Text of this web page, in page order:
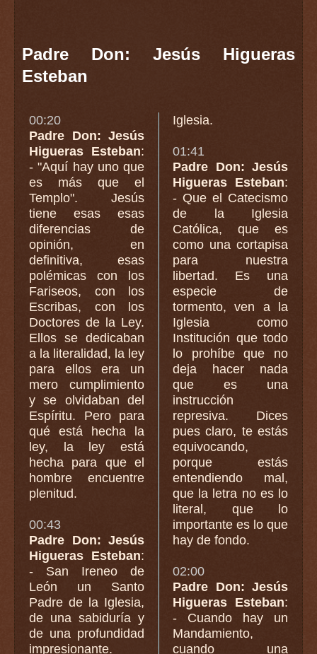
Padre Don: Jesús Higueras
Esteban
00:20
Padre Don: Jesús
Higueras Esteban:
- "Aquí hay uno que
es más que el
Templo". Jesús
tiene esas esas
diferencias de
opinión, en
definitiva, esas
polémicas con los
Fariseos, con los
Escribas, con los
Doctores de la Ley.
Ellos se dedicaban
a la literalidad, la ley
para ellos era un
mero cumplimiento
y se olvidaban del
Espíritu. Pero para
qué está hecha la
ley, la ley está
hecha para que el
hombre encuentre
plenitud.
00:43
Padre Don: Jesús
Higueras Esteban:
- San Ireneo de
León un Santo
Padre de la Iglesia,
de una sabiduría y
de una profundidad
impresionante.
Iglesia.
01:41
Padre Don: Jesús
Higueras Esteban:
- Que el Catecismo
de la Iglesia
Católica, que es
como una cortapisa
para nuestra
libertad. Es una
especie de
tormento, ven a la
Iglesia como
Institución que todo
lo prohíbe que no
deja hacer nada
que es una
instrucción
represiva. Dices
pues claro, te estás
equivocando,
porque estás
entendiendo mal,
que la letra no es lo
literal, que lo
importante es lo que
hay de fondo.
02:00
Padre Don: Jesús
Higueras Esteban:
- Cuando hay un
Mandamiento,
cuando una